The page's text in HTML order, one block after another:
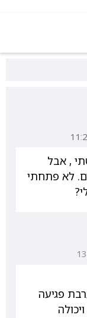
אשתי , אבל
לא פתחתי
פגיעה